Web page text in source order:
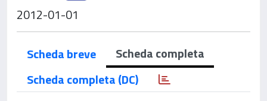
2012-01-01
Scheda breve
Scheda completa
Scheda completa (DC)